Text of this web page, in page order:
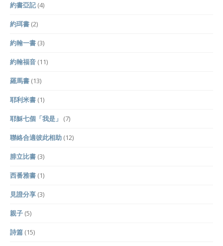
約書亞記(4)
約珥書 (2)
約翰一書 (3)
約翰福音 (11)
羅馬書 (13)
耶利米書 (1)
耶穌七個「我是」 (7)
聯絡合適彼此相助 (12)
腓立比書 (3)
西番雅書 (1)
見證分享 (3)
親子 (5)
詩篇 (15)